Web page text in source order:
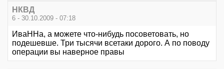
НКВД
6 - 30.10.2009 - 07:18
ИваННа, а можете что-нибудь посоветовать, но
подешевше. Три тысячи всетаки дорого. А по поводу
операции вы наверное правы